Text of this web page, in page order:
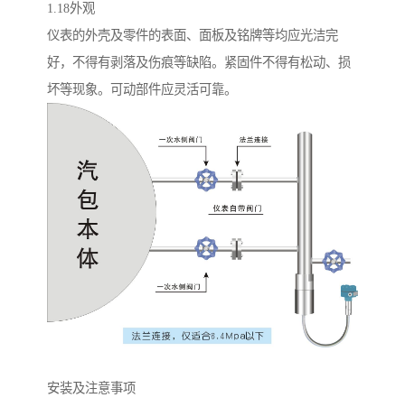
1.18外观
仪表的外壳及零件的表面、面板及铭牌等均应光洁完
好，不得有剥落及伤痕等缺陷。紧固件不得有松动、损
坏等现象。可动部件应灵活可靠。
安装及注意事项